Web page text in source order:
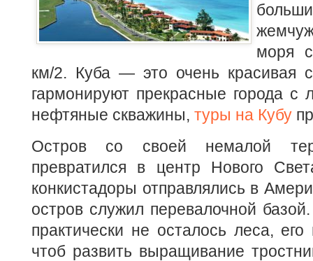
моря
км/2. Куба — это очень красивая
гармонируют прекрасные города
нефтяные скважины, туры на Кубу
Остров со своей немалой
превратился в центр Нового
конкистадоры отправлялись в
остров служил перевалочной
практически не осталось леса,
чтоб развить выращивание